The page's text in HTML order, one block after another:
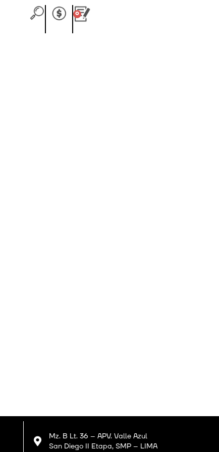
0
Carrito
Mz. B Lt. 36 – APV. Valle Azul
San Diego II Etapa, SMP – LIMA